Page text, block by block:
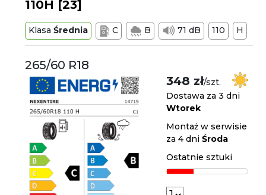
110H [23]
KlasaŚrednia C B 71 dB 110 H
265/60 R18
348 zł/szt.
Dostawa za 3 dni
Wtorek
Montaż w serwisie
za 4 dniŚroda
Ostatnie sztuki